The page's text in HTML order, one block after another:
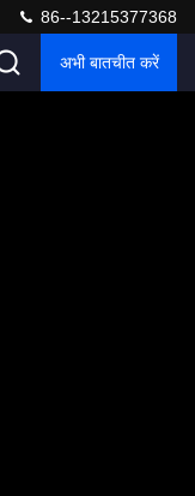
86--13215377368
अभी बातचीत करें